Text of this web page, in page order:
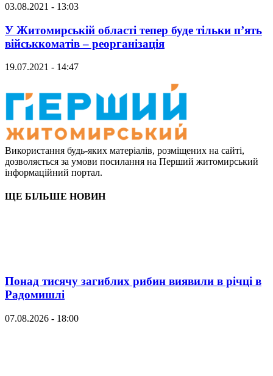
03.08.2021 - 13:03
У Житомирській області тепер буде тільки п’ять
військкоматів – реорганізація
19.07.2021 - 14:47
Використання будь-яких матеріалів, розміщених на сайті,
дозволяється за умови посилання на Перший житомирський
інформаційний портал.
ЩЕ БІЛЬШЕ НОВИН
Понад тисячу загиблих рибин виявили в річці в
Радомишлі
07.08.2026 - 18:00